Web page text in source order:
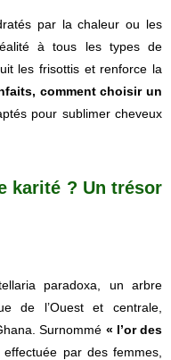
par la chaleur ou les
à tous les types de
les frisottis et renforce la
comment choisir un
pour sublimer cheveux
karité ? Un trésor
paradoxa, un arbre
de l’Ouest et centrale,
Surnommé « l’or des
par des femmes,